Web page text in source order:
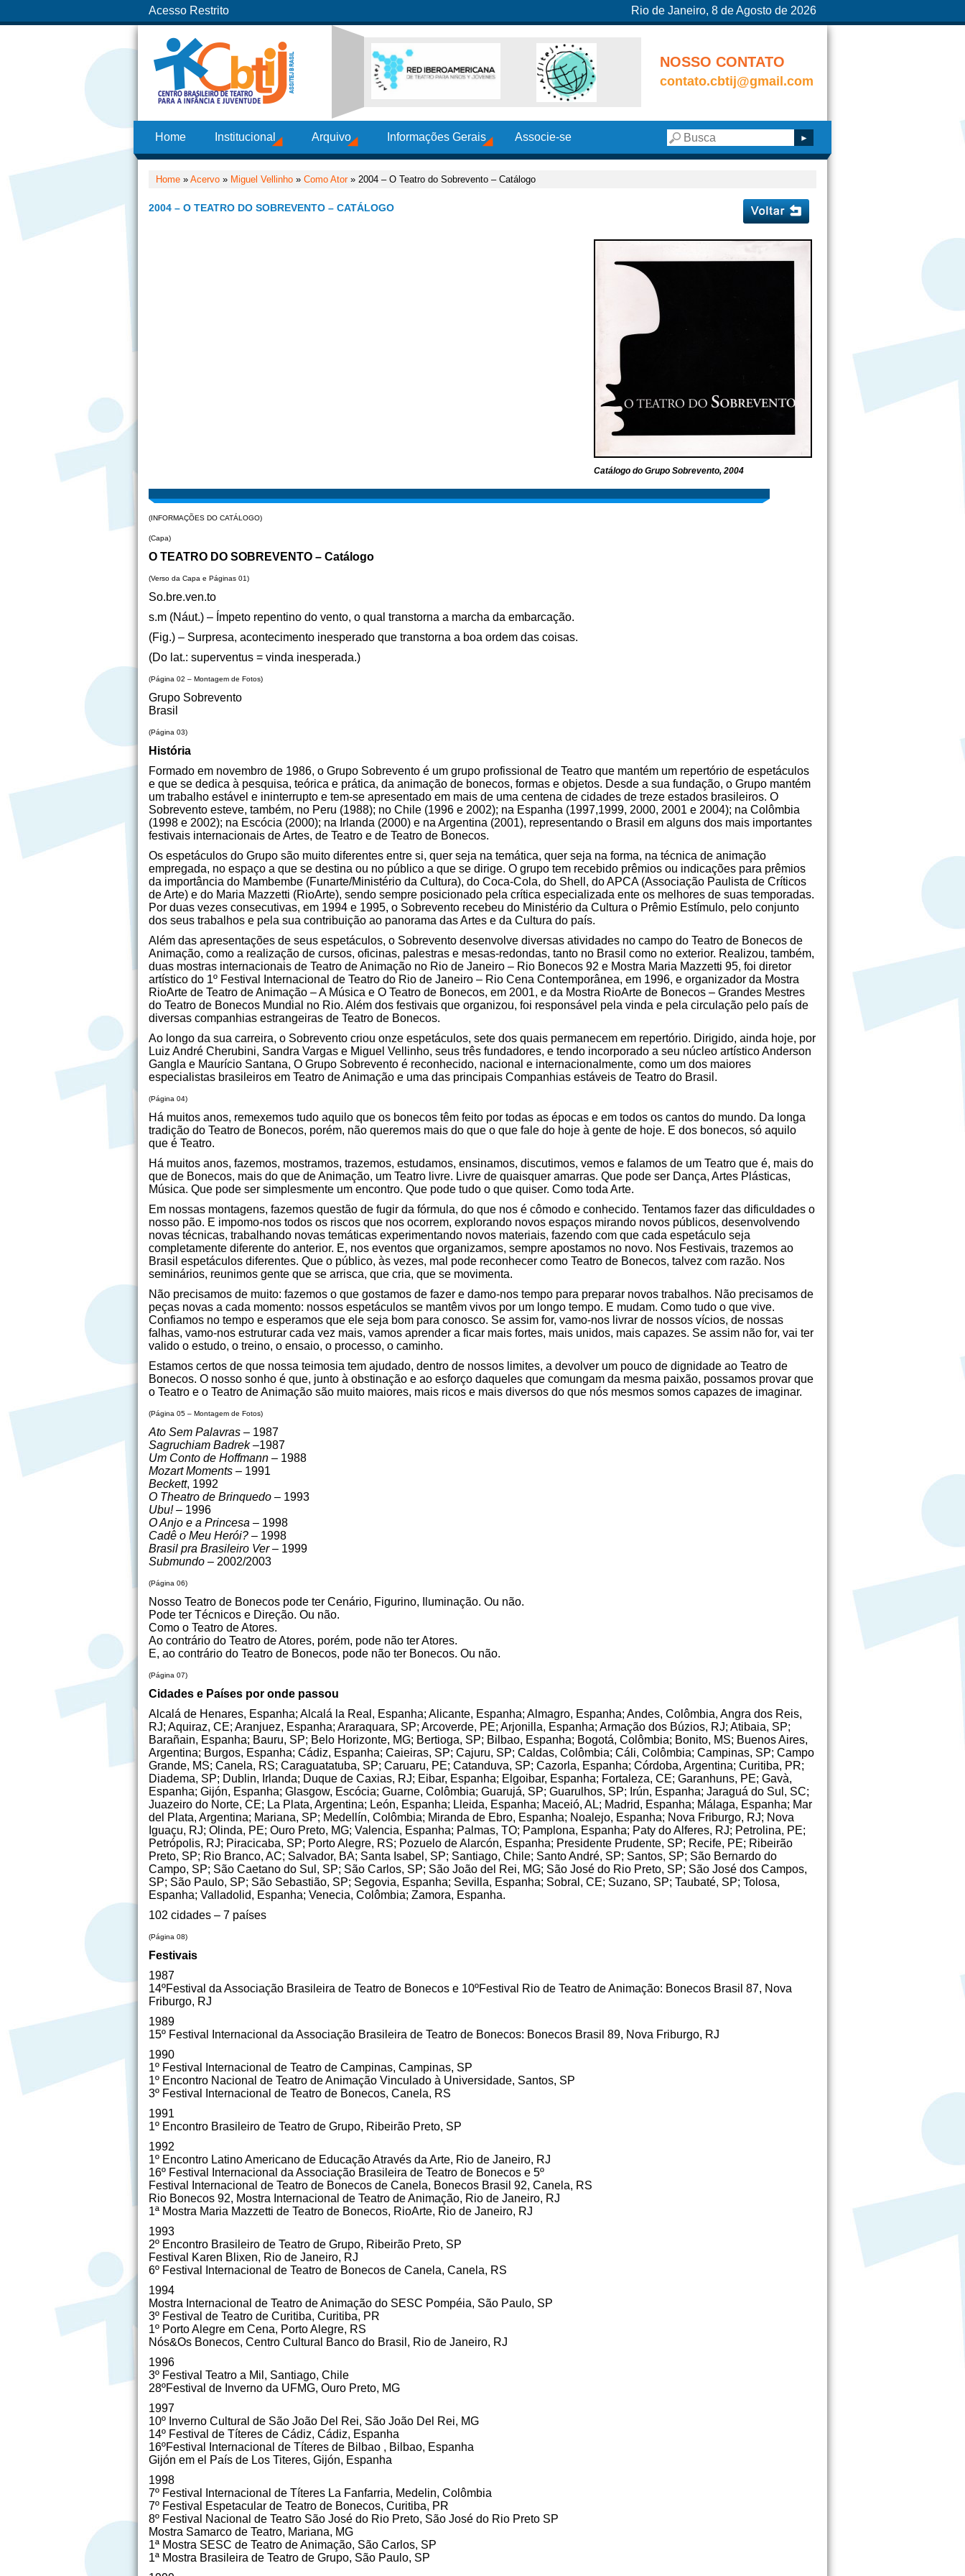
Acesso Restrito Rio de Janeiro, 8 de Agosto de 2026
NOSSO CONTATO
contato.cbtij@gmail.com
Home Institucional Arquivo Informações Gerais Associe-se
Home » Acervo » Miguel Vellinho » Como Ator» 2004 – O Teatro do Sobrevento – Catálogo
2004 – O TEATRO DO SOBREVENTO – CATÁLOGO
Catálogo do Grupo Sobrevento, 2004
(INFORMAÇÕES DO CATÁLOGO)
(Capa)
O TEATRO DO SOBREVENTO – Catálogo
(Verso da Capa e Páginas 01)
So.bre.ven.to
s.m (Náut.) – Ímpeto repentino do vento, o qual transtorna a marcha da embarcação.
(Fig.) – Surpresa, acontecimento inesperado que transtorna a boa ordem das coisas.
(Do lat.: superventus = vinda inesperada.)
(Página 02 – Montagem de Fotos)
Grupo Sobrevento
Brasil
(Página 03)
História
Formado em novembro de 1986, o Grupo Sobrevento é um grupo profissional de Teatro que mantém um repertório de espetáculos
e que se dedica à pesquisa, teórica e prática, da animação de bonecos, formas e objetos. Desde a sua fundação, o Grupo mantém
um trabalho estável e ininterrupto e tem-se apresentado em mais de uma centena de cidades de treze estados brasileiros. O
Sobrevento esteve, também, no Peru (1988); no Chile (1996 e 2002); na Espanha (1997,1999, 2000, 2001 e 2004); na Colômbia
(1998 e 2002); na Escócia (2000); na Irlanda (2000) e na Argentina (2001), representando o Brasil em alguns dos mais importantes
festivais internacionais de Artes, de Teatro e de Teatro de Bonecos.
Os espetáculos do Grupo são muito diferentes entre si, quer seja na temática, quer seja na forma, na técnica de animação
empregada, no espaço a que se destina ou no público a que se dirige. O grupo tem recebido prêmios ou indicações para prêmios
da importância do Mambembe (Funarte/Ministério da Cultura), do Coca-Cola, do Shell, do APCA (Associação Paulista de Críticos
de Arte) e do Maria Mazzetti (RioArte), sendo sempre posicionado pela crítica especializada ente os melhores de suas temporadas.
Por duas vezes consecutivas, em 1994 e 1995, o Sobrevento recebeu do Ministério da Cultura o Prêmio Estímulo, pelo conjunto
dos seus trabalhos e pela sua contribuição ao panorama das Artes e da Cultura do país.
Além das apresentações de seus espetáculos, o Sobrevento desenvolve diversas atividades no campo do Teatro de Bonecos de
Animação, como a realização de cursos, oficinas, palestras e mesas-redondas, tanto no Brasil como no exterior. Realizou, também,
duas mostras internacionais de Teatro de Animação no Rio de Janeiro – Rio Bonecos 92 e Mostra Maria Mazzetti 95, foi diretor
artístico do 1º Festival Internacional de Teatro do Rio de Janeiro – Rio Cena Contemporânea, em 1996, e organizador da Mostra
RioArte de Teatro de Animação – A Música e O Teatro de Bonecos, em 2001, e da Mostra RioArte de Bonecos – Grandes Mestres
do Teatro de Bonecos Mundial no Rio. Além dos festivais que organizou, foi responsável pela vinda e pela circulação pelo país de
diversas companhias estrangeiras de Teatro de Bonecos.
Ao longo da sua carreira, o Sobrevento criou onze espetáculos, sete dos quais permanecem em repertório. Dirigido, ainda hoje, por
Luiz André Cherubini, Sandra Vargas e Miguel Vellinho, seus três fundadores, e tendo incorporado a seu núcleo artístico Anderson
Gangla e Maurício Santana, O Grupo Sobrevento é reconhecido, nacional e internacionalmente, como um dos maiores
especialistas brasileiros em Teatro de Animação e uma das principais Companhias estáveis de Teatro do Brasil.
(Página 04)
Há muitos anos, remexemos tudo aquilo que os bonecos têm feito por todas as épocas e em todos os cantos do mundo. Da longa
tradição do Teatro de Bonecos, porém, não queremos mais do que o que fale do hoje à gente de hoje. E dos bonecos, só aquilo
que é Teatro.
Há muitos anos, fazemos, mostramos, trazemos, estudamos, ensinamos, discutimos, vemos e falamos de um Teatro que é, mais do
que de Bonecos, mais do que de Animação, um Teatro livre. Livre de quaisquer amarras. Que pode ser Dança, Artes Plásticas,
Música. Que pode ser simplesmente um encontro. Que pode tudo o que quiser. Como toda Arte.
Em nossas montagens, fazemos questão de fugir da fórmula, do que nos é cômodo e conhecido. Tentamos fazer das dificuldades o
nosso pão. E impomo-nos todos os riscos que nos ocorrem, explorando novos espaços mirando novos públicos, desenvolvendo
novas técnicas, trabalhando novas temáticas experimentando novos materiais, fazendo com que cada espetáculo seja
completamente diferente do anterior. E, nos eventos que organizamos, sempre apostamos no novo. Nos Festivais, trazemos ao
Brasil espetáculos diferentes. Que o público, às vezes, mal pode reconhecer como Teatro de Bonecos, talvez com razão. Nos
seminários, reunimos gente que se arrisca, que cria, que se movimenta.
Não precisamos de muito: fazemos o que gostamos de fazer e damo-nos tempo para preparar novos trabalhos. Não precisamos de
peças novas a cada momento: nossos espetáculos se mantêm vivos por um longo tempo. E mudam. Como tudo o que vive.
Confiamos no tempo e esperamos que ele seja bom para conosco. Se assim for, vamo-nos livrar de nossos vícios, de nossas
falhas, vamo-nos estruturar cada vez mais, vamos aprender a ficar mais fortes, mais unidos, mais capazes. Se assim não for, vai ter
valido o estudo, o treino, o ensaio, o processo, o caminho.
Estamos certos de que nossa teimosia tem ajudado, dentro de nossos limites, a devolver um pouco de dignidade ao Teatro de
Bonecos. O nosso sonho é que, junto à obstinação e ao esforço daqueles que comungam da mesma paixão, possamos provar que
o Teatro e o Teatro de Animação são muito maiores, mais ricos e mais diversos do que nós mesmos somos capazes de imaginar.
(Página 05 – Montagem de Fotos)
Ato Sem Palavras – 1987
Sagruchiam Badrek –1987
Um Conto de Hoffmann – 1988
Mozart Moments – 1991
Beckett, 1992
O Theatro de Brinquedo – 1993
Ubu! – 1996
O Anjo e a Princesa – 1998
Cadê o Meu Herói? – 1998
Brasil pra Brasileiro Ver– 1999
Submundo – 2002/2003
(Página 06)
Nosso Teatro de Bonecos pode ter Cenário, Figurino, Iluminação. Ou não.
Pode ter Técnicos e Direção. Ou não.
Como o Teatro de Atores.
Ao contrário do Teatro de Atores, porém, pode não ter Atores.
E, ao contrário do Teatro de Bonecos, pode não ter Bonecos. Ou não.
(Página 07)
Cidades e Países por onde passou
Alcalá de Henares, Espanha; Alcalá la Real, Espanha; Alicante, Espanha; Almagro, Espanha; Andes, Colômbia, Angra dos Reis,
RJ; Aquiraz, CE; Aranjuez, Espanha; Araraquara, SP; Arcoverde, PE; Arjonilla, Espanha; Armação dos Búzios, RJ; Atibaia, SP;
Barañain, Espanha; Bauru, SP; Belo Horizonte, MG; Bertioga, SP; Bilbao, Espanha; Bogotá, Colômbia; Bonito, MS; Buenos Aires,
Argentina; Burgos, Espanha; Cádiz, Espanha; Caieiras, SP; Cajuru, SP; Caldas, Colômbia; Cáli, Colômbia; Campinas, SP; Campo
Grande, MS; Canela, RS; Caraguatatuba, SP; Caruaru, PE; Catanduva, SP; Cazorla, Espanha; Córdoba, Argentina; Curitiba, PR;
Diadema, SP; Dublin, Irlanda; Duque de Caxias, RJ; Eibar, Espanha; Elgoibar, Espanha; Fortaleza, CE; Garanhuns, PE; Gavà,
Espanha; Gijón, Espanha; Glasgow, Escócia; Guarne, Colômbia; Guarujá, SP; Guarulhos, SP; Irún, Espanha; Jaraguá do Sul, SC;
Juazeiro do Norte, CE; La Plata, Argentina; León, Espanha; Lleida, Espanha; Maceió, AL; Madrid, Espanha; Málaga, Espanha; Mar
del Plata, Argentina; Mariana, SP; Medellín, Colômbia; Miranda de Ebro, Espanha; Noalejo, Espanha; Nova Friburgo, RJ; Nova
Iguaçu, RJ; Olinda, PE; Ouro Preto, MG; Valencia, Espanha; Palmas, TO; Pamplona, Espanha; Paty do Alferes, RJ; Petrolina, PE;
Petrópolis, RJ; Piracicaba, SP; Porto Alegre, RS; Pozuelo de Alarcón, Espanha; Presidente Prudente, SP; Recife, PE; Ribeirão
Preto, SP; Rio Branco, AC; Salvador, BA; Santa Isabel, SP; Santiago, Chile; Santo André, SP; Santos, SP; São Bernardo do
Campo, SP; São Caetano do Sul, SP; São Carlos, SP; São João del Rei, MG; São José do Rio Preto, SP; São José dos Campos,
SP; São Paulo, SP; São Sebastião, SP; Segovia, Espanha; Sevilla, Espanha; Sobral, CE; Suzano, SP; Taubaté, SP; Tolosa,
Espanha; Valladolid, Espanha; Venecia, Colômbia; Zamora, Espanha.
102 cidades – 7 países
(Página 08)
Festivais
1987
14ºFestival da Associação Brasileira de Teatro de Bonecos e 10ºFestival Rio de Teatro de Animação: Bonecos Brasil 87, Nova
Friburgo, RJ
1989
15º Festival Internacional da Associação Brasileira de Teatro de Bonecos: Bonecos Brasil 89, Nova Friburgo, RJ
1990
1º Festival Internacional de Teatro de Campinas, Campinas, SP
1º Encontro Nacional de Teatro de Animação Vinculado à Universidade, Santos, SP
3º Festival Internacional de Teatro de Bonecos, Canela, RS
1991
1º Encontro Brasileiro de Teatro de Grupo, Ribeirão Preto, SP
1992
1º Encontro Latino Americano de Educação Através da Arte, Rio de Janeiro, RJ
16º Festival Internacional da Associação Brasileira de Teatro de Bonecos e 5º
Festival Internacional de Teatro de Bonecos de Canela, Bonecos Brasil 92, Canela, RS
Rio Bonecos 92, Mostra Internacional de Teatro de Animação, Rio de Janeiro, RJ
1ª Mostra Maria Mazzetti de Teatro de Bonecos, RioArte, Rio de Janeiro, RJ
1993
2º Encontro Brasileiro de Teatro de Grupo, Ribeirão Preto, SP
Festival Karen Blixen, Rio de Janeiro, RJ
6º Festival Internacional de Teatro de Bonecos de Canela, Canela, RS
1994
Mostra Internacional de Teatro de Animação do SESC Pompéia, São Paulo, SP
3º Festival de Teatro de Curitiba, Curitiba, PR
1º Porto Alegre em Cena, Porto Alegre, RS
Nós&Os Bonecos, Centro Cultural Banco do Brasil, Rio de Janeiro, RJ
1996
3º Festival Teatro a Mil, Santiago, Chile
28ºFestival de Inverno da UFMG, Ouro Preto, MG
1997
10º Inverno Cultural de São João Del Rei, São João Del Rei, MG
14º Festival de Títeres de Cádiz, Cádiz, Espanha
16ºFestival Internacional de Títeres de Bilbao , Bilbao, Espanha
Gijón em el País de Los Titeres, Gijón, Espanha
1998
7º Festival Internacional de Títeres La Fanfarria, Medelin, Colômbia
7º Festival Espetacular de Teatro de Bonecos, Curitiba, PR
8º Festival Nacional de Teatro São José do Rio Preto, São José do Rio Preto SP
Mostra Samarco de Teatro, Mariana, MG
1ª Mostra SESC de Teatro de Animação, São Carlos, SP
1ª Mostra Brasileira de Teatro de Grupo, São Paulo, SP